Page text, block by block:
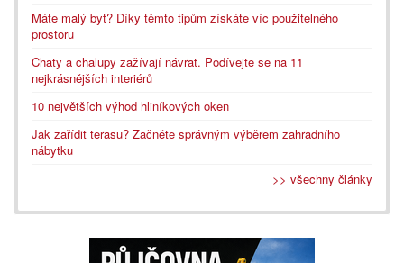
Máte malý byt? Díky těmto tipům získáte víc použitelného
prostoru
Chaty a chalupy zažívají návrat. Podívejte se na 11
nejkrásnějších interiérů
10 největších výhod hliníkových oken
Jak zařídit terasu? Začněte správným výběrem zahradního
nábytku
>> všechny články